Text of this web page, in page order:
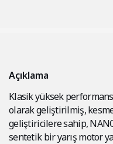
Açıklama
Klasik yüksek
olarak geliştirilmiş,
geliştiricilere sahip,
sentetik bir yarış motor